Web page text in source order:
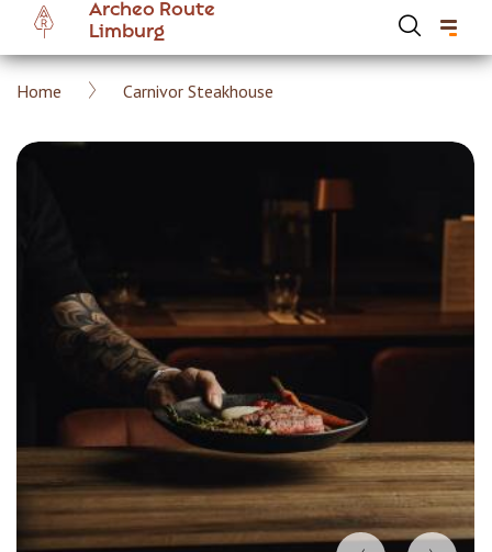
Overslaan
naar
gaan
Archeo Route
Limburg
Kruimelpad
Home Carnivor Steakhouse